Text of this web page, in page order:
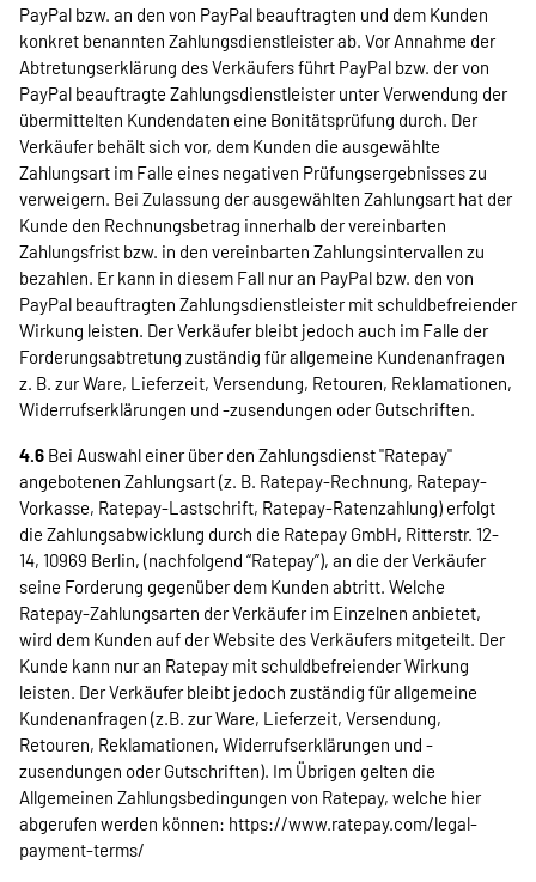
PayPal bzw. an den von PayPal beauftragten und dem Kunden
konkret benannten Zahlungsdienstleister ab. Vor Annahme der
Abtretungserklärung des Verkäufers führt PayPal bzw. der von
PayPal beauftragte Zahlungsdienstleister unter Verwendung der
übermittelten Kundendaten eine Bonitätsprüfung durch. Der
Verkäufer behält sich vor, dem Kunden die ausgewählte
Zahlungsart im Falle eines negativen Prüfungsergebnisses zu
verweigern. Bei Zulassung der ausgewählten Zahlungsart hat der
Kunde den Rechnungsbetrag innerhalb der vereinbarten
Zahlungsfrist bzw. in den vereinbarten Zahlungsintervallen zu
bezahlen. Er kann in diesem Fall nur an PayPal bzw. den von
PayPal beauftragten Zahlungsdienstleister mit schuldbefreiender
Wirkung leisten. Der Verkäufer bleibt jedoch auch im Falle der
Forderungsabtretung zuständig für allgemeine Kundenanfragen
z. B. zur Ware, Lieferzeit, Versendung, Retouren, Reklamationen,
Widerrufserklärungen und -zusendungen oder Gutschriften.
4.6 Bei Auswahl einer über den Zahlungsdienst "Ratepay"
angebotenen Zahlungsart (z. B. Ratepay-Rechnung, Ratepay-
Vorkasse, Ratepay-Lastschrift, Ratepay-Ratenzahlung) erfolgt
die Zahlungsabwicklung durch die Ratepay GmbH, Ritterstr. 12-
14, 10969 Berlin, (nachfolgend “Ratepay”), an die der Verkäufer
seine Forderung gegenüber dem Kunden abtritt. Welche
Ratepay-Zahlungsarten der Verkäufer im Einzelnen anbietet,
wird dem Kunden auf der Website des Verkäufers mitgeteilt. Der
Kunde kann nur an Ratepay mit schuldbefreiender Wirkung
leisten. Der Verkäufer bleibt jedoch zuständig für allgemeine
Kundenanfragen (z.B. zur Ware, Lieferzeit, Versendung,
Retouren, Reklamationen, Widerrufserklärungen und -
zusendungen oder Gutschriften). Im Übrigen gelten die
Allgemeinen Zahlungsbedingungen von Ratepay, welche hier
abgerufen werden können: https://www.ratepay.com/legal-
payment-terms/